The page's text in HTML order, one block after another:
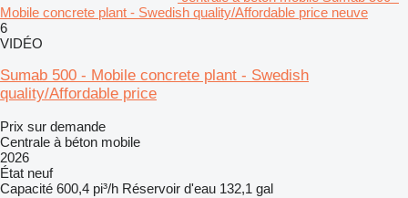
Mobile concrete plant - Swedish quality/Affordable price neuve
6
VIDÉO
Sumab 500 - Mobile concrete plant - Swedish
quality/Affordable price
Prix sur demande
Centrale à béton mobile
2026
État neuf
Capacité 600,4 pi³/h Réservoir d'eau 132,1 gal